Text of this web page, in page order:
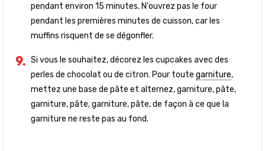
pendant environ 15 minutes. N'ouvrez pas le four
pendant les premières minutes de cuisson, car les
muffins risquent de se dégonfler.
Si vous le souhaitez, décorez les cupcakes avec des
perles de chocolat ou de citron. Pour toute garniture,
mettez une base de pâte et alternez, garniture, pâte,
garniture, pâte, garniture, pâte, de façon à ce que la
garniture ne reste pas au fond.